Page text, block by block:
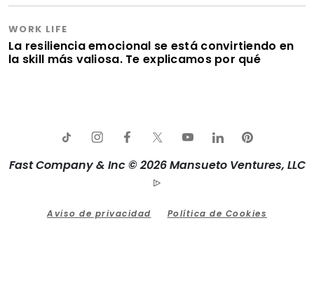
WORK LIFE
La resiliencia emocional se está convirtiendo en
la skill más valiosa. Te explicamos por qué
Fast Company & Inc © 2026 Mansueto Ventures, LLC
Aviso de privacidad Política de Cookies